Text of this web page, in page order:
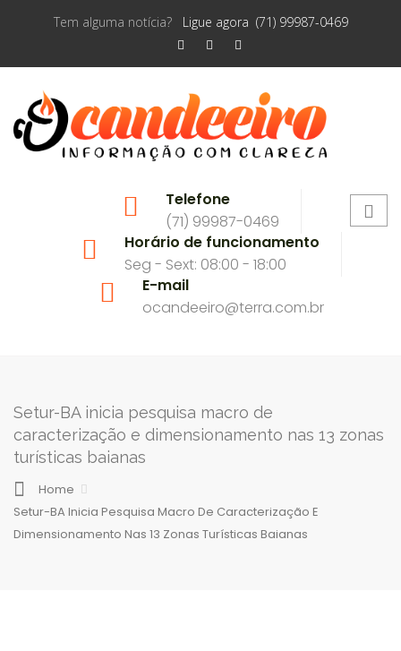
Tem alguma notícia? Ligue agora (71) 99987-0469
Telefone
(71) 99987-0469
Horário de funcionamento
Seg - Sext: 08:00 - 18:00
E-mail
ocandeeiro@terra.com.br
Setur-BA inicia pesquisa macro de
caracterização e dimensionamento nas 13 zonas
turísticas baianas
Home
Setur-BA Inicia Pesquisa Macro De Caracterização E
Dimensionamento Nas 13 Zonas Turísticas Baianas